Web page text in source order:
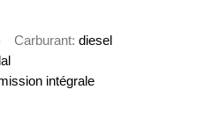
Carburant diesel
intégrale